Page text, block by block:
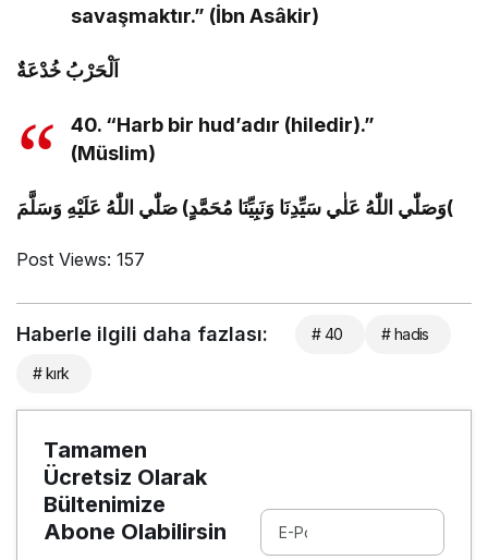
savaşmaktır.” (İbn Asâkir)
اَلْحَرْبُ خُدْعَةٌ
40. “Harb bir hud’adır (hiledir).”
(Müslim)
وَصَلّٰي اللّٰهُ عَلٰي سَيِّدِنَا وَنَبِيِّنَا مُحَمَّدٍ) صَلّٰي اللّٰهُ عَلَيْهِ وَسَلَّمَ(
Post Views: 157
Haberle ilgili daha fazlası: # 40 # hadis
# kırk
Tamamen
Ücretsiz Olarak
Bültenimize
Abone Olabilirsin